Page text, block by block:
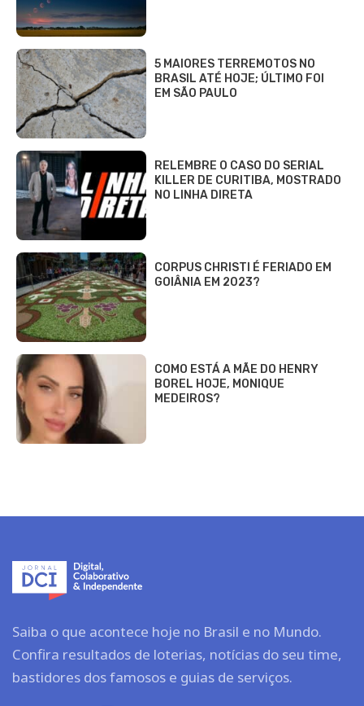
5 MAIORES TERREMOTOS NO
BRASIL ATÉ HOJE; ÚLTIMO FOI
EM SÃO PAULO
RELEMBRE O CASO DO SERIAL
KILLER DE CURITIBA, MOSTRADO
NO LINHA DIRETA
CORPUS CHRISTI É FERIADO EM
GOIÂNIA EM 2023?
COMO ESTÁ A MÃE DO HENRY
BOREL HOJE, MONIQUE
MEDEIROS?
Saiba o que acontece hoje no Brasil e no Mundo.
Confira resultados de loterias, notícias do seu time,
bastidores dos famosos e guias de serviços.